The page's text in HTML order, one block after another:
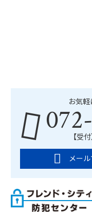
お気軽
【受
メー